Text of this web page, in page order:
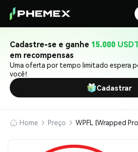
Cadastre-se e ganhe 15.000
em recompensas
Uma oferta por tempo limitado espera
você!
Cadastrar
Home Preço